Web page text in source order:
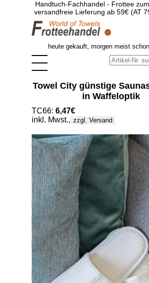
Handtuch-Fachhandel - Frottee
versandfreie Lieferung ab 59€ (AT
heute gekauft, morgen meist
Towel City günstige
in Waffeloptik
TC66: 6,47€
inkl. Mwst., zzgl. Versand